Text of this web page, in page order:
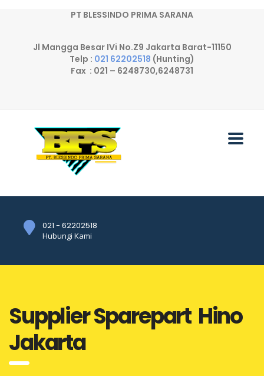
PT BLESSINDO PRIMA SARANA
Jl Mangga Besar IVi No.Z9 Jakarta Barat-11150
Telp : 021 62202518 (Hunting)
Fax : 021 – 6248730,6248731
021 - 62202518
Hubungi Kami
Supplier Sparepart Hino
Jakarta